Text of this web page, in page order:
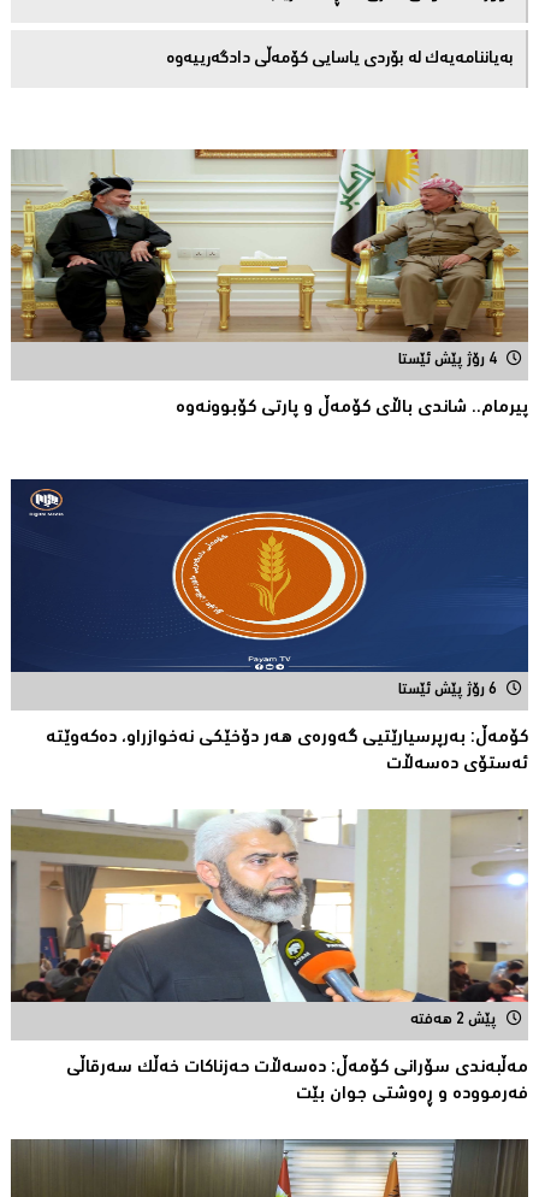
بەیاننامەیەک لە بۆردی یاسایی کۆمەڵی دادگەرییەوە
4 رۆژ پێش ئێستا
پیرمام.. شاندی باڵای كۆمه‌ڵ و پارتی كۆبوونه‌وه‌
6 رۆژ پێش ئێستا
كۆمەڵ: بەرپرسیارێتیی گەورەی هەر دۆخێکی نەخوازراو، دەكەوێتە
ئەستۆی دەسەڵات
پێش 2 هەفتە
مەڵبەندى سۆرانى کۆمەڵ: دەسەڵات حەزناکات خەڵک سەرقاڵى
فەرموودە و ڕەوشتى جوان بێت